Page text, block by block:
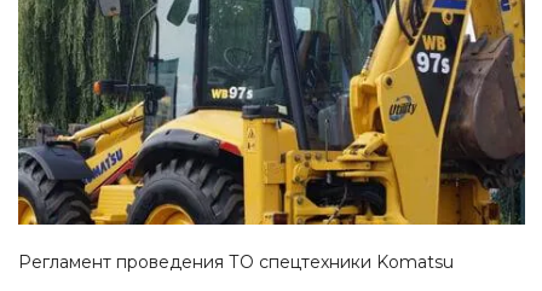
Смотреть проект
Регламент проведения ТО спецтехники Komatsu